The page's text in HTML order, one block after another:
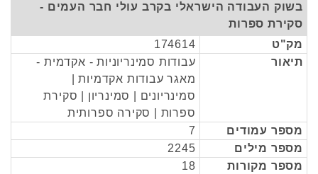
בשוק העבודה הישראלי בקרב עולי חבר העמים -
סקירת ספרות
מק"ט
174614
תיאור
עבודות סמינריוניות - אקדמית -
מאגר עבודות אקדמיות |
סמינריונים | סמינריון | סקירת
ספרות | סקירה ספרותית
מספר עמודים
7
מספר מילים
2245
מספר מקורות
18